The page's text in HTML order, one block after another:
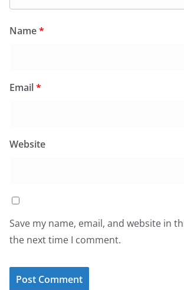
Name*
Email*
Website
Save my name, email, and website in
the next time I comment.